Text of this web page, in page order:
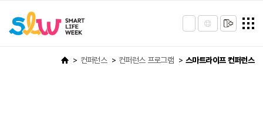
컨퍼런스 컨퍼런스 프로그램 스마트라이프 컨퍼런스